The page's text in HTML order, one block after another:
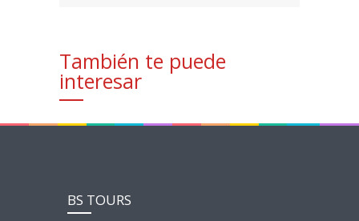
También te puede
interesar
BS TOURS